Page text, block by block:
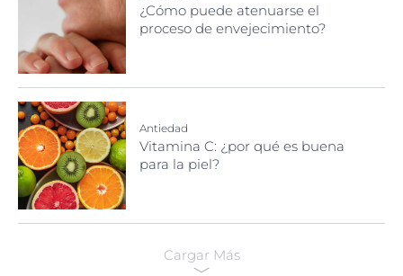
¿Cómo puede atenuarse el
proceso de envejecimiento?
Antiedad
Vitamina C: ¿por qué es buena
para la piel?
Cargar Más